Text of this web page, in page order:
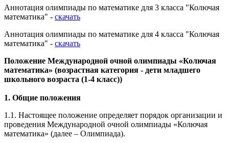
Аннотация олимпиады по математике для 3 класса "Колючая
математика" - скачать
Аннотация олимпиады по математике для 4 класса "Колючая
математика" - скачать
Положение Международной очной олимпиады «Колючая
математика» (возрастная категория - дети младшего
школьного возраста (1-4 класс))
1. Общие положения
1.1. Настоящее положение определяет порядок организации и
проведения Международной очной олимпиады «Колючая
математика» (далее – Олимпиада).